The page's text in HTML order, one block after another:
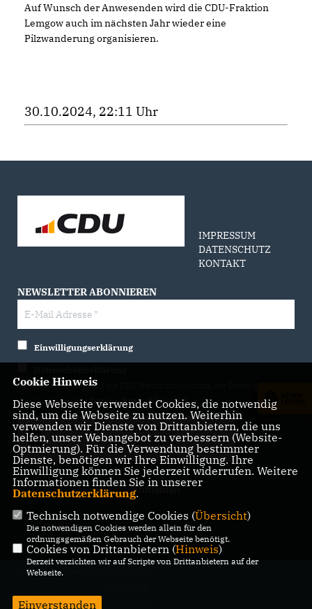
Auf Wunsch der Anwesenden wird die CDU-Fraktion
Lemgow auch im nächsten Jahr wieder eine
Pilzwanderung organisieren.
30.10.2024, 22:11 Uhr
IMPRESSUM
DATENSCHUTZ
KONTAKT
NEWSLETTER ABONNIEREN
Einwilligungserklärung
Hiermit berechtige ich die CDU Berlin zur Nutzung der Daten im Sinn
der nachfolgendenDatenschutzerklärung.*
Anti-Roboter-Verifizierung
Hier klicken
FriendlyCaptcha ⇗
* Pflichtfeld!
@2026 CDU Kreisverband Lüchow-
Alle Rechte vorbehalten.
Cookie Hinweis
Diese Webseite verwendet Cookies, die notwendig
sind, um die Webseite zu nutzen. Weiterhin
verwenden wir Dienste von Drittanbietern, die uns
helfen, unser Webangebot zu verbessern (Website-
Optmierung). Für die Verwendung bestimmter
Dienste, benötigen wir Ihre Einwilligung. Ihre
Einwilligung können Sie jederzeit widerrufen. Weitere
Informationen finden Sie in unserer
Datenschutzerklärung.
Technisch notwendige Cookies (Übersicht)
Die notwendigen Cookies werden allein für den
ordnungsgemäßen Gebrauch der Webseite benötigt.
Cookies von Drittanbietern (Hinweis)
Derzeit verzichten wir auf Scripte von Drittanbietern auf der
Webseite.
Einverstanden